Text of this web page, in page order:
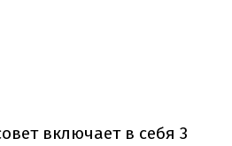
включает в себя 3